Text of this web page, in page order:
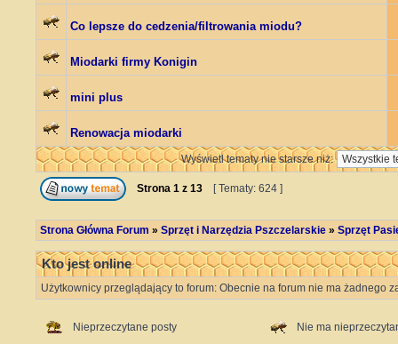
Co lepsze do cedzenia/filtrowania miodu?
Miodarki firmy Konigin
mini plus
Renowacja miodarki
Wyświetl tematy nie starsze niż:
Strona 1 z 13 [ Tematy: 624 ]
Strona Główna Forum » Sprzęt i Narzędzia Pszczelarskie » Sprzęt
Kto jest online
Użytkownicy przeglądający to forum: Obecnie na forum nie ma żadnego
Nieprzeczytane posty Nie ma